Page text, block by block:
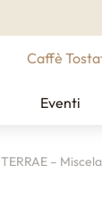
Caffè
Eventi
TERRAE –